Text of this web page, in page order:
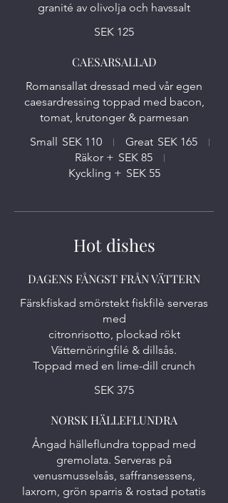
granité av olivolja och havssalt
SEK 125
CAESARSALLAD
Romansallat dressad med vår egen
caesardressing toppad med bacon,
tomat, krutonger & parmesan
Small SEK 110 Great SEK 165
Räkor + SEK 85
Kyckling + SEK 55
Hot dishes
DAGENS FÅNGST FRÅN VÄTTERN
Färskfiskad smörstekt fiskfilè serveras
med
citronrisotto, plockad rökt
Vätternöringfilé & dillsås.
Toppad med en lime-dill crunch
SEK 375
NORSK HÄLLEFLUNDRA
Ångad hälleflundra toppad med
gremolata. Serveras på
venusmusselsås, saffransessens,
laxrom, grön sparris & rostad potatis